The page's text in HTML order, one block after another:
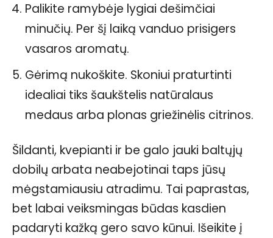
Palikite ramybėje lygiai dešimčiai
minučių. Per šį laiką vanduo prisigers
vasaros aromatų.
Gėrimą nukoškite. Skoniui praturtinti
idealiai tiks šaukštelis natūralaus
medaus arba plonas griežinėlis citrinos.
Šildanti, kvepianti ir be galo jauki baltųjų
dobilų arbata neabejotinai taps jūsų
mėgstamiausiu atradimu. Tai paprastas,
bet labai veiksmingas būdas kasdien
padaryti kažką gero savo kūnui. Išeikite į